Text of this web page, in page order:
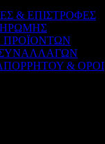
& ΕΠΙΣΤΡΟΦΕΣ
& ΟΡΟΙ